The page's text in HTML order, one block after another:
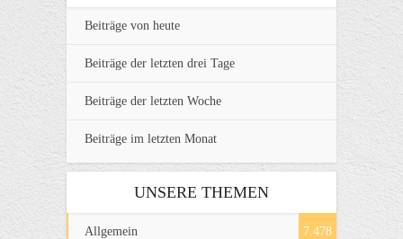
Beiträge von heute
Beiträge der letzten drei Tage
Beiträge der letzten Woche
Beiträge im letzten Monat
UNSERE THEMEN
Allgemein 7.478